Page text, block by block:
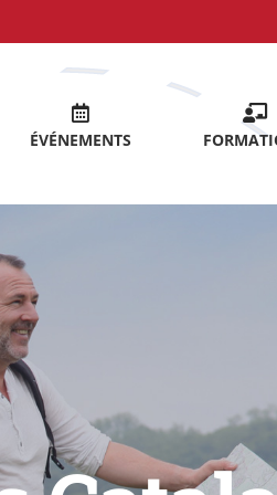
ÉVÉNEMENTS